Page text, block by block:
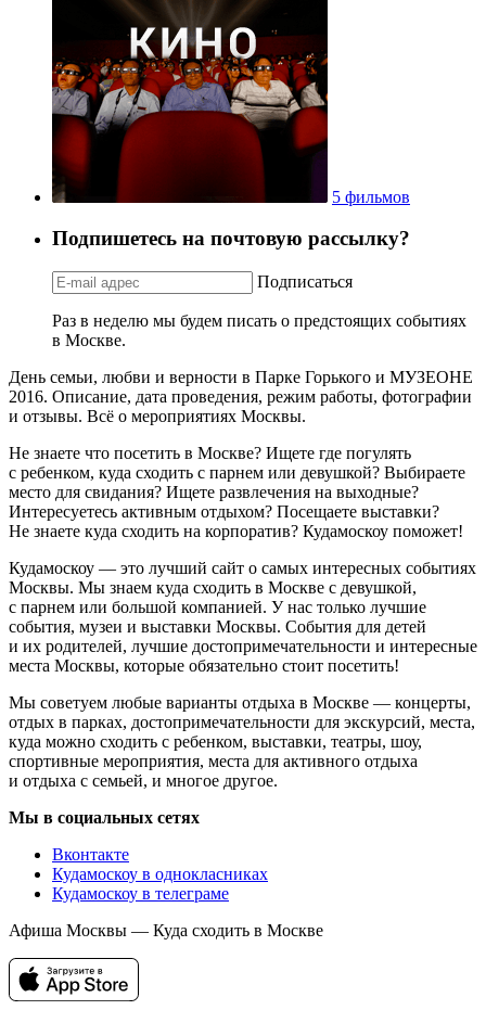
5 фильмов
Подпишетесь на почтовую рассылку?
Подписаться
Раз в неделю мы будем писать о предстоящих событиях
в Москве.
День семьи, любви и верности в Парке Горького и МУЗЕОНЕ
2016. Описание, дата проведения, режим работы, фотографии
и отзывы. Всё о мероприятиях Москвы.
Не знаете что посетить в Москве? Ищете где погулять
с ребенком, куда сходить с парнем или девушкой? Выбираете
место для свидания? Ищете развлечения на выходные?
Интересуетесь активным отдыхом? Посещаете выставки?
Не знаете куда сходить на корпоратив? Кудамоскоу поможет!
Кудамоскоу — это лучший сайт о самых интересных событиях
Москвы. Мы знаем куда сходить в Москве с девушкой,
с парнем или большой компанией. У нас только лучшие
события, музеи и выставки Москвы. События для детей
и их родителей, лучшие достопримечательности и интересные
места Москвы, которые обязательно стоит посетить!
Мы советуем любые варианты отдыха в Москве — концерты,
отдых в парках, достопримечательности для экскурсий, места,
куда можно сходить с ребенком, выставки, театры, шоу,
спортивные мероприятия, места для активного отдыха
и отдыха с семьей, и многое другое.
Мы в социальных сетях
Вконтакте
Кудамоскоу в однокласниках
Кудамоскоу в телеграме
Афиша Москвы — Куда сходить в Москве